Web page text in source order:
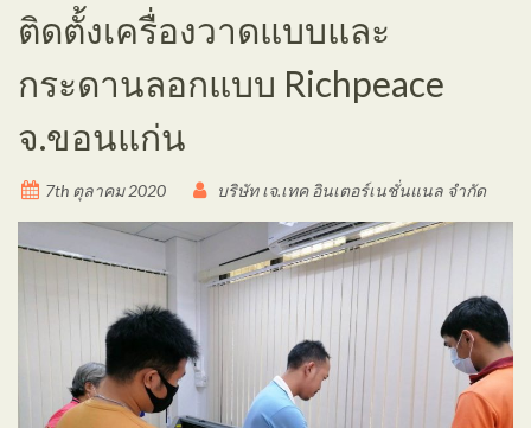
ติดตั้งเครื่องวาดแบบและ
กระดานลอกแบบ Richpeace
จ.ขอนแก่น
7th ตุลาคม 2020 บริษัท เจ.เทค อินเตอร์เนชั่นแนล จำกัด